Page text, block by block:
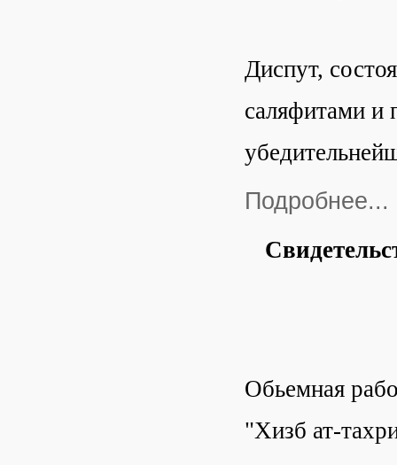
Диспут,
саляфитами и
Подробнее...
Обьемная
"Хизб ат-